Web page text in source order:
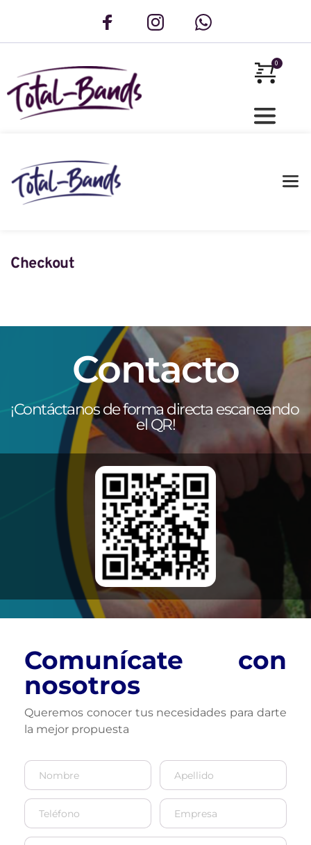
Checkout
Contacto
¡Contáctanos de forma directa escaneando
el QR!
Comunícate con
nosotros
Queremos conocer tus necesidades para darte
la mejor propuesta